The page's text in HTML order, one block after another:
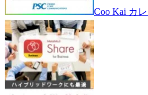
Coo Kai カ